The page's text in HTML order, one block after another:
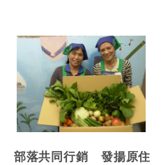
部落共同行銷 發揚原住